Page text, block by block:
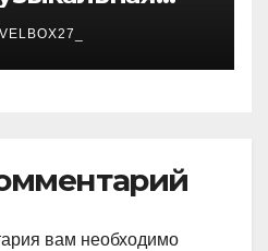
жизнь и
вам необходимо